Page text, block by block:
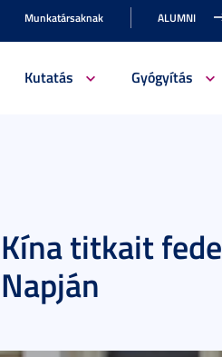
Munkatársaknak ALUMNI
Kutatás Gyógyítás
Kína titkait
Napján